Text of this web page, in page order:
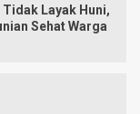
Tidak Layak Huni,
Sehat Warga